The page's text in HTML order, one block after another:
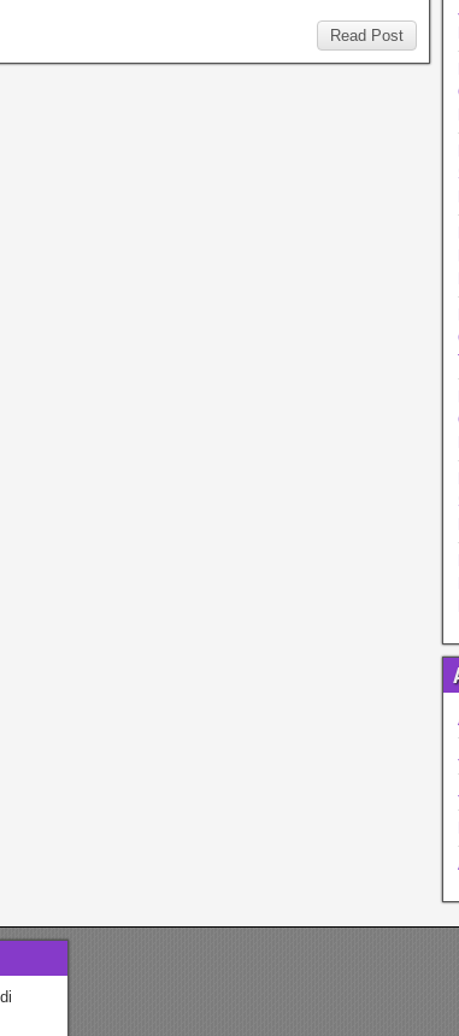
Read Post